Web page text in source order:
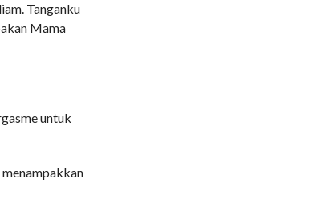
Tanganku
Mama
untuk